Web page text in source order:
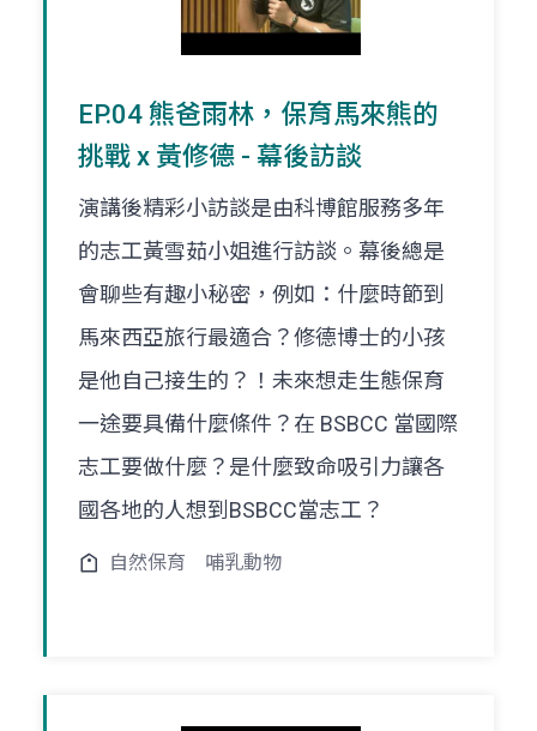
EP.04 熊爸雨林，保育馬來熊的
挑戰 x 黃修德 - 幕後訪談
演講後精彩小訪談是由科博館服務多年
的志工黃雪茹小姐進行訪談。幕後總是
會聊些有趣小秘密，例如：什麼時節到
馬來西亞旅行最適合？修德博士的小孩
是他自己接生的？！未來想走生態保育
一途要具備什麼條件？在 BSBCC 當國際
志工要做什麼？是什麼致命吸引力讓各
國各地的人想到BSBCC當志工？
自然保育 哺乳動物